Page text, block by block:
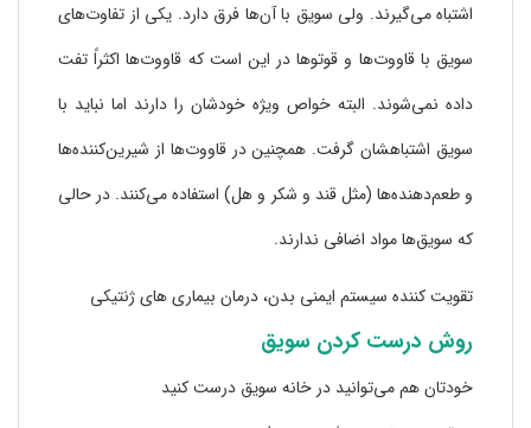
اشتباه می‌گیرند. ولی سویق با آن‌ها فرق دارد. یکی از تفاوت‌های
سویق با قاووت‌ها و قوتوها در این است که قاووت‌ها اکثراً تفت‌
داده نمی‌شوند. البته خواص ویژه خودشان را دارند اما نباید با
سویق اشتباهشان گرفت. همچنین در قاووت‌ها از شیرین‌کننده‌ها
و طعم‌دهند‌ه‌ها (مثل قند و شکر و هل) استفاده می‌کنند. در حالی
که سویق‌ها مواد اضافی ندارند.
تقویت کننده سیستم ایمنی بدن، درمان بیماری های ژنتیکی
روش درست کردن سویق
خودتان هم می‌توانید در خانه سویق درست کنید